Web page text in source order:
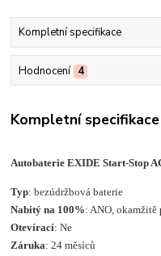
Kompletní specifikace
Hodnocení 4
Kompletní specifikace
Autobaterie EXIDE Start-Stop
Typ: bezúdržbová baterie
Nabitý na 100%: ANO,
Otevírací: Ne
Záruka: 24 měsíců